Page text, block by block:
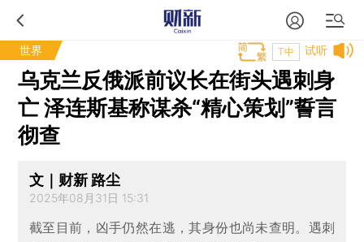
世界 试听
T中
乌克兰反俄派前议长在街头遇刺身
亡 泽连斯基称谋杀“精心策划”誓言
彻查
文｜财新 路尘
2025年08月31日 15:31
截至目前，凶手仍然在逃，其身份也尚未查明。遇刺